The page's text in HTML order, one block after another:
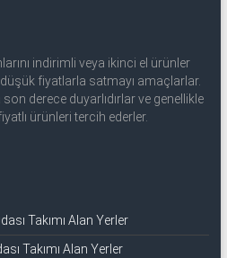
indirimli veya ikinci el ürünler
fiyatlarla satmayı amaçlarlar.
derece duyarlıdırlar ve genellikle
ürünleri tercih ederler.
Takımı Alan Yerler
Takımı Alan Yerler